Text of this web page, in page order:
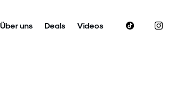
Über uns Deals Videos